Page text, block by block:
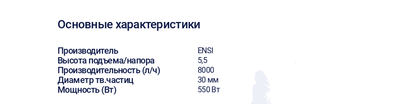
Основные характеристики
Производитель ENSI
Высота подъема/напора 5,5
Производительность (л/ч) 8000
Диаметр тв.частиц 30 мм
Мощность (Вт) 550 Вт